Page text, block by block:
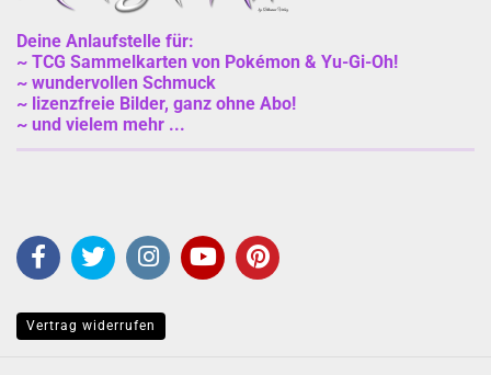
Deine Anlaufstelle für:
~ TCG Sammelkarten von Pokémon & Yu-Gi-Oh!
~ wundervollen Schmuck
~ lizenzfreie Bilder, ganz ohne Abo!
~ und vielem mehr ...
Vertrag widerrufen